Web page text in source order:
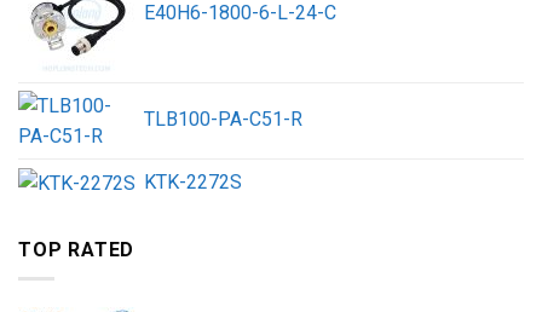
E40H6-1800-6-L-24-C
TLB100-PA-C51-R
KTK-2272S
TOP RATED